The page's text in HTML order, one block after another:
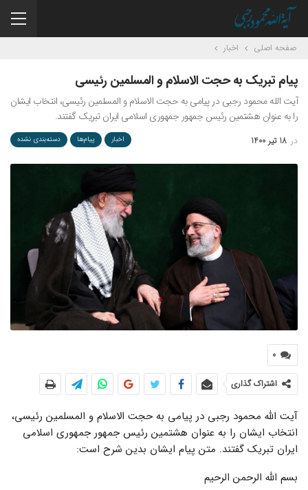
صفحه اصلی اخبار
پیام تبریک به حجت الاسلام و المسلمین رئیسی
آیت الله محمود رجبی در پیامی به حجت الاسلام و المسلمین رئیسی، انتخاب ایشان
را به عنوان هشتمین رئیس جمهور جمهوری اسلامی ایران تبریک گفتند.
اخبار پیام‌ها دسته‌بندی نشده در 18 تیر 1400
0
اشتراک گذاری
آیت الله محمود رجبی در پیامی به حجت الاسلام و المسلمین رئیسی،
انتخاب ایشان را به عنوان هشتمین رئیس جمهور جمهوری اسلامی
ایران تبریک گفتند. متن پیام ایشان بدین شرح است:
بسم الله الرحمن الرحیم